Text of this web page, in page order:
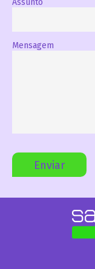
Mensagem